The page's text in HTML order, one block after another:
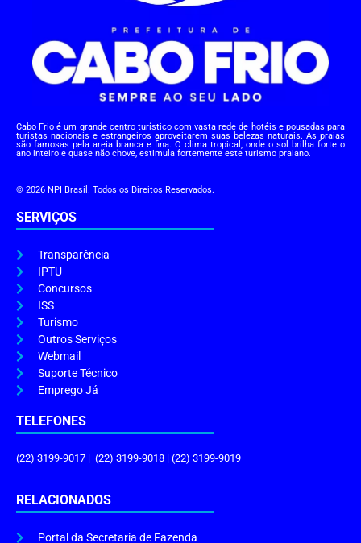
Cabo Frio é um grande centro turístico com vasta rede de hotéis e pousadas para
turistas nacionais e estrangeiros aproveitarem suas belezas naturais. As praias
são famosas pela areia branca e fina. O clima tropical, onde o sol brilha forte o
ano inteiro e quase não chove, estimula fortemente este turismo praiano.
© 2026 NPI Brasil. Todos os Direitos Reservados.
SERVIÇOS
Transparência
IPTU
Concursos
ISS
Turismo
Outros Serviços
Webmail
Suporte Técnico
Emprego Já
TELEFONES
(22) 3199-9017 | (22) 3199-9018 | (22) 3199-9019
RELACIONADOS
Portal da Secretaria de Fazenda